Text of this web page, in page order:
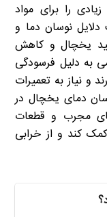
را برای مواد
نوسان دما و
یخچال و کاهش
به دلیل فرسودگی
و نیاز به تعمیرات
دمای یخچال در
مجرب و قطعات
کند و از خرابی